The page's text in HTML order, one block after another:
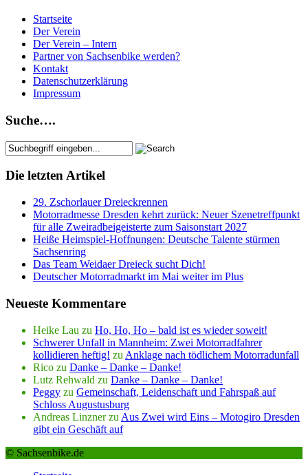
Startseite
Der Verein
Der Verein – Intern
Partner von Sachsenbike werden?
Kontakt
Datenschutzerklärung
Impressum
Suche….
Die letzten Artikel
29. Zschorlauer Dreieckrennen
Motorradmesse Dresden kehrt zurück: Neuer Szenetreffpunkt
für alle Zweiradbeigeisterte zum Saisonstart 2027
Heiße Heimspiel-Hoffnungen: Deutsche Talente stürmen
Sachsenring
Das Team Weidaer Dreieck sucht Dich!
Deutscher Motorradmarkt im Mai weiter im Plus
Neueste Kommentare
Heike Lau zu Ho, Ho, Ho – bald ist es wieder soweit!
Schwerer Unfall in Mannheim: Zwei Motorradfahrer
kollidieren heftig! zu Anklage nach tödlichem Motorradunfall
Rico zu Danke – Danke – Danke!
Lutz Rehwald zu Danke – Danke – Danke!
Peggy zu Gemeinschaft, Leidenschaft und Fahrspaß auf
Schloss Augustusburg
Andreas Linznerzu Aus Zwei wird Eins – Motogiro Dresden
gibt ein Geschäft auf
© Sachsenbike.de